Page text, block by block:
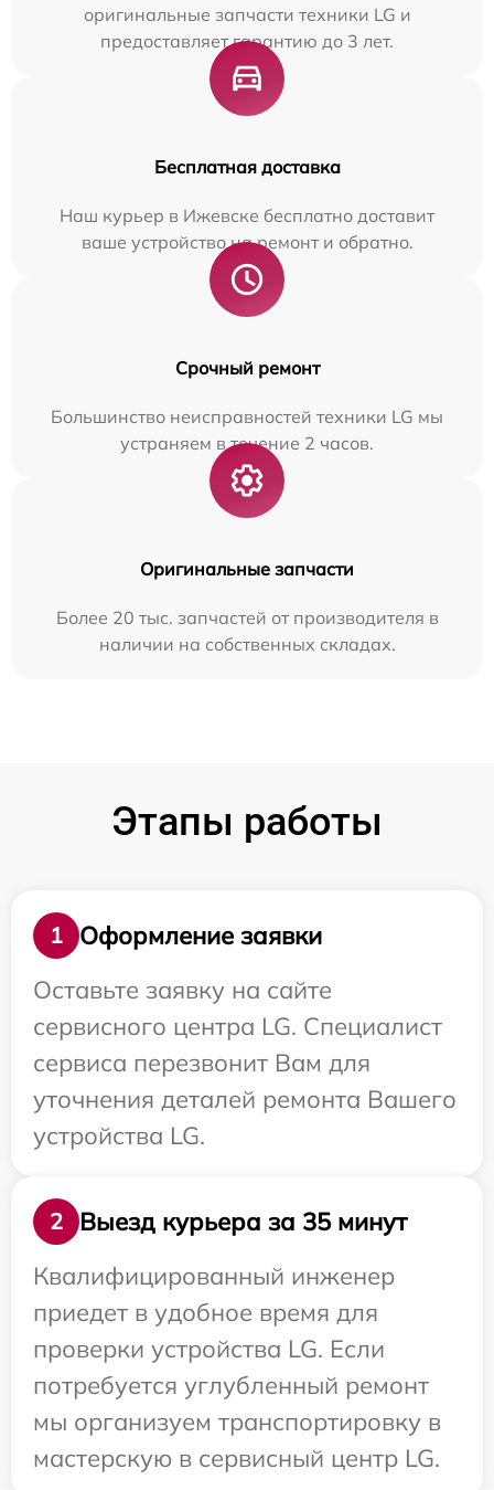
оригинальные запчасти техники LG и
предоставляет гарантию до 3 лет.
Бесплатная доставка
Наш курьер в Ижевске бесплатно доставит
ваше устройство на ремонт и обратно.
Срочный ремонт
Большинство неисправностей техники LG мы
устраняем в течение 2 часов.
Оригинальные запчасти
Более 20 тыс. запчастей от производителя в
наличии на собственных складах.
Этапы работы
1
Оформление заявки
Оставьте заявку на сайте
сервисного центра LG. Специалист
сервиса перезвонит Вам для
уточнения деталей ремонта Вашего
устройства LG.
2
Выезд курьера за 35 минут
Квалифицированный инженер
приедет в удобное время для
проверки устройства LG. Если
потребуется углубленный ремонт
мы организуем транспортировку в
мастерскую в сервисный центр LG.